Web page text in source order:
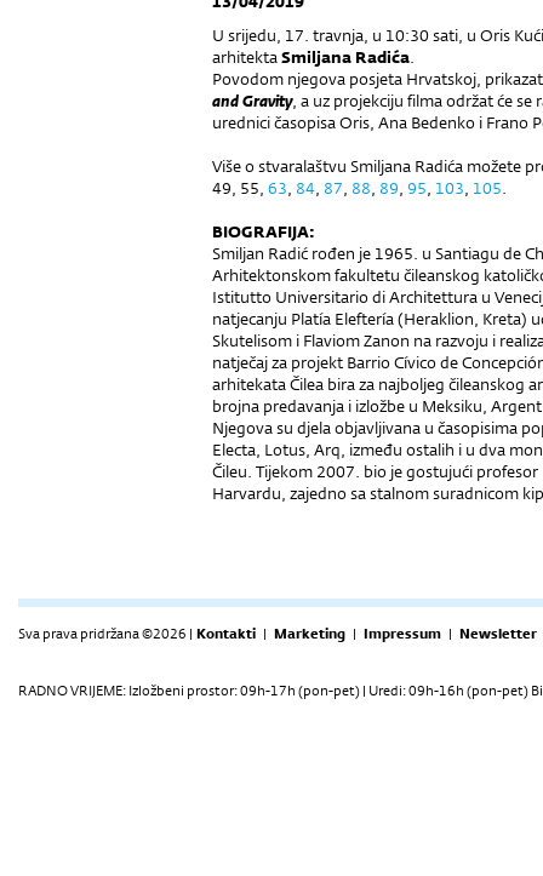
U srijedu, 17. travnja, u 10:30 sati, u Oris
arhitektaSmiljana Radića.
Povodom njegova posjeta Hrvatskoj,
and Gravity, a uz projekciju filma održat će
urednici časopisa Oris, Ana Bedenko i Frano
Više o stvaralaštvu Smiljana Radića možete
49, 55, 63, 84, 87, 88, 89, 95, 103, 105.
BIOGRAFIJA:
Smiljan Radić rođen je 1965. u Santiagu de
Arhitektonskom fakultetu čileanskog
Istitutto Universitario di Architettura u
natjecanju Platía Eleftería (Heraklion, Kreta)
Skutelisom i Flaviom Zanon na razvoju i
natječaj za projekt Barrio Cívico de
arhitekata Čilea bira za najboljeg čileanskog
brojna predavanja i izložbe u Meksiku,
Njegova su djela objavljivana u časopisima
Electa, Lotus, Arq, između ostalih i u dva
Čileu. Tijekom 2007. bio je gostujući
Harvardu, zajedno sa stalnom suradnicom
Sva prava pridržana ©2026 | Kontakti | Marketing | Impressum | Newsletter
RADNO VRIJEME: Izložbeni prostor: 09h-17h (pon-pet) | Uredi: 09h-16h (pon-pet)